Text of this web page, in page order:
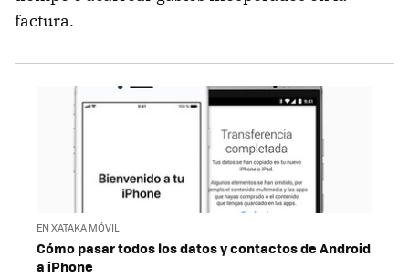
factura.
EN XATAKA MÓVIL
Cómo pasar todos los datos y contactos de Android
a iPhone